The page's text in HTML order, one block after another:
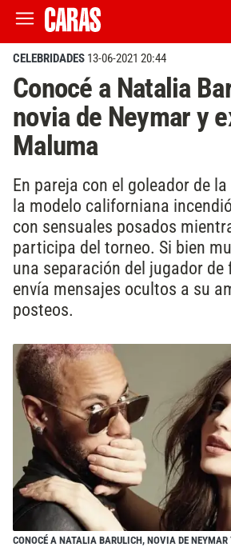
CELEBRIDADES 13-06-2021 20:44
Conocé a Natalia
novia de Neymar y
Maluma
En pareja con el goleador de
la modelo californiana
con sensuales posados
participa del torneo. Si bien
una separación del jugador
envía mensajes ocultos a su
posteos.
CONOCÉ A NATALIA BARULICH, NOVIA DE